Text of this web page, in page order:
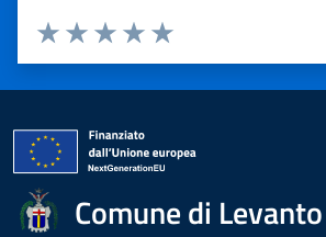
Valuta 5 stelle su 5
Valuta 4 stelle su 5
Valuta 3 stelle su 5
Valuta 2 stelle su 5
Valuta 1 stelle su 5
Comune di Levanto